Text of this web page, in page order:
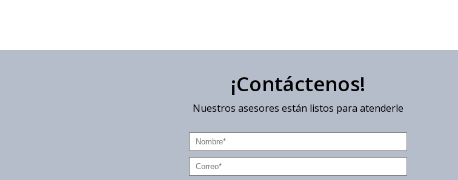
¡Contáctenos!
Nuestros asesores están listos para atenderle